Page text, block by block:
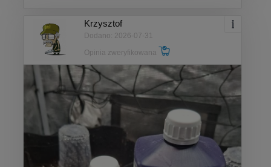
Krzysztof
Dodano: 2026-07-31
Opinia zweryfikowana